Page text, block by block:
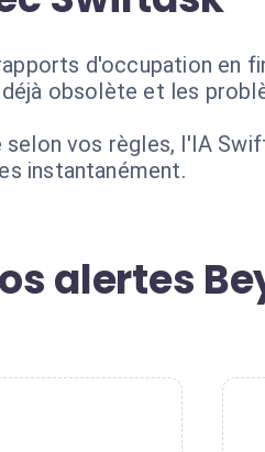
d'occupation en
obsolète et les
vos règles, l'IA
instantanément.
alertes